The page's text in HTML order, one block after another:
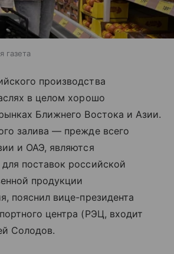
газета
производства
в целом хорошо
Ближнего Востока и Азии.
залива — прежде всего
и ОАЭ, являются
поставок российской
продукции
пояснил вице-президента
центра (РЭЦ, входит
Солодов.